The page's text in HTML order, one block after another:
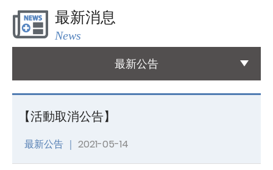
衛教專區
Health Education
友善連結
最新消息
News
最新公告
【活動取消公告】
最新公告 ｜ 2021-05-14